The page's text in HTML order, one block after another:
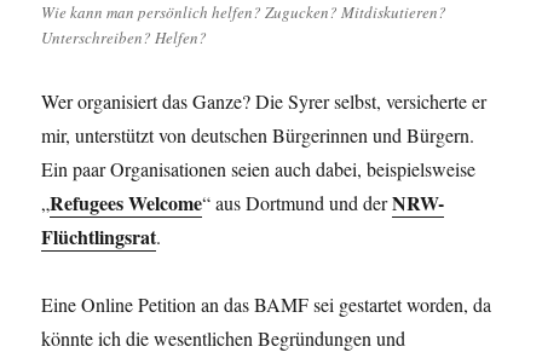
Wie kann man persönlich helfen? Zugucken? Mitdiskutieren?
Unterschreiben? Helfen?
Wer organisiert das Ganze? Die Syrer selbst, versicherte er
mir, unterstützt von deutschen Bürgerinnen und Bürgern.
Ein paar Organisationen seien auch dabei, beispielsweise
„Refugees Welcome“ aus Dortmund und derNRW-
Flüchtlingsrat.
Eine Online Petition an das BAMF sei gestartet worden, da
könnte ich die wesentlichen Begründungen und